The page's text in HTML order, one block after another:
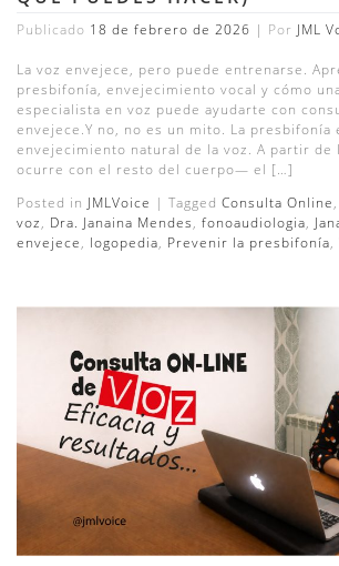
Publicado 18 de febrero de 2026 | Por JML
La voz envejece, pero puede entrenarse.
presbifonía, envejecimiento vocal y cómo
especialista en voz puede ayudarte con
envejece.Y no, no es un mito. La presbifonía
envejecimiento natural de la voz. A partir
ocurre con el resto del cuerpo— el […]
Posted in JMLVoice | Tagged Consulta Online,
voz, Dra. Janaina Mendes, fonoaudiologia,
envejece, logopedia, Prevenir la presbifonía,